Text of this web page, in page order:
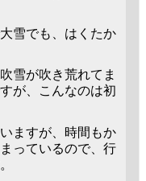
雪でも、はくたか
雪が吹き荒れてま
が、こんなのは初
ますが、時間もか
っているので、行